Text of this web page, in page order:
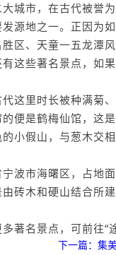
城市，在古代被誉
源地之一。正因为
区、天童一五龙潭
这些著名景点，如
这里时长被种满菊
便是鹤梅仙馆，这
小假山，与葱木交
波市海曙区，占地
砖木和硬山结合所
著名景点，可前往“
下一篇：集